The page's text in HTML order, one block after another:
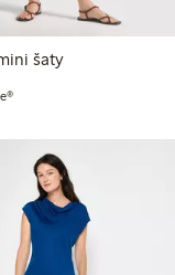
šaty
Kč